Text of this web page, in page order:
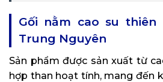
Gối nằm cao su
Trung Nguyên
Sản phẩm được sản xuất từ
hợp than hoạt tính, mang đến